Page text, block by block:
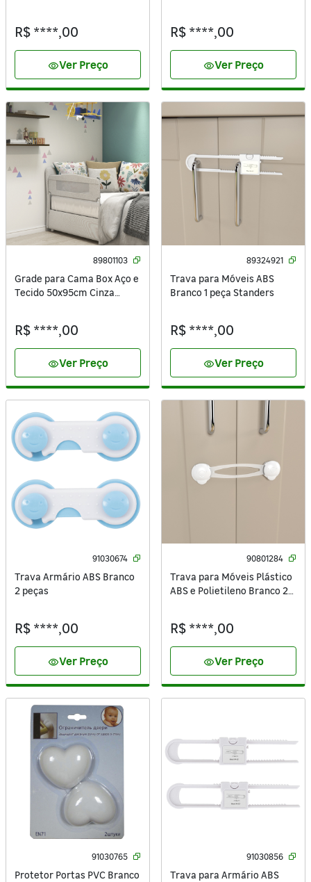
R$ ****,00
visibilityVer Preço
R$ ****,00
visibilityVer Preço
89801103
Grade para Cama Box Aço e
Tecido 50x95cm Cinza
R$ ****,00
visibilityVer Preço
89324921
Trava para Móveis ABS
Branco 1 peça Standers
R$ ****,00
visibilityVer Preço
91030674
Trava Armário ABS Branco
2 peças
R$ ****,00
visibilityVer Preço
90801284
Trava para Móveis Plástico
ABS e Polietileno Branco 2
R$ ****,00
visibilityVer Preço
91030765
Protetor Portas PVC Branco
91030856
Trava para Armário ABS